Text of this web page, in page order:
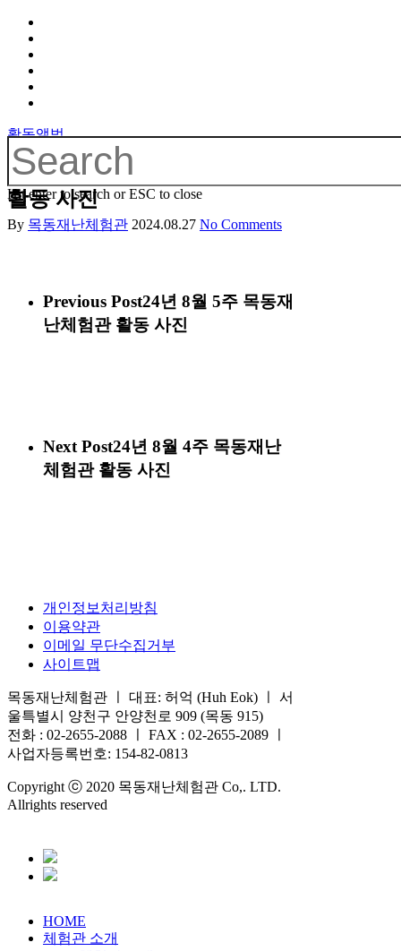
Hit enter to search or ESC to close
활동앨범
24년 8월 5주 목동재난체험관
활동 사진
By 목동재난체험관 2024.08.27 No Comments
Previous Post24년 8월 5주 목동재
난체험관 활동 사진
Next Post24년 8월 4주 목동재난
체험관 활동 사진
개인정보처리방침
이용약관
이메일 무단수집거부
사이트맵
목동재난체험관 ㅣ 대표: 허억 (Huh Eok) ㅣ 서
울특별시 양천구 안양천로 909 (목동 915)
전화 : 02-2655-2088 ㅣ FAX : 02-2655-2089 ㅣ
사업자등록번호: 154-82-0813
Copyright ⓒ 2020 목동재난체험관 Co,. LTD.
Allrights reserved
HOME
체험관 소개